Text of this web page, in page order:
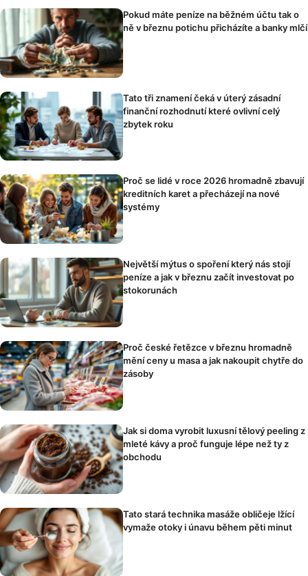
Pokud máte peníze na běžném účtu tak o
ně v březnu potichu přicházíte a banky mlčí
Tato tři znamení čeká v úterý zásadní
finanční rozhodnutí které ovlivní celý
zbytek roku
Proč se lidé v roce 2026 hromadně zbavují
kreditních karet a přecházejí na nové
systémy
Největší mýtus o spoření který nás stojí
peníze a jak v březnu začít investovat po
stokorunách
Proč české řetězce v březnu hromadně
mění ceny u masa a jak nakoupit chytře do
zásoby
Jak si doma vyrobit luxusní tělový peeling z
mleté kávy a proč funguje lépe než ty z
obchodu
Tato stará technika masáže obličeje lžící
vymaže otoky i únavu během pěti minut